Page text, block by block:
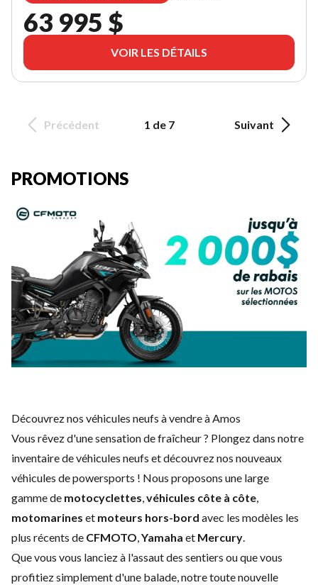
63 995 $
VOIR LES DÉTAILS
Précédent 1 de 7 Suivant
PROMOTIONS
Découvrez nos véhicules neufs à vendre à Amos
Vous rêvez d'une sensation de fraîcheur ? Plongez dans notre
inventaire de véhicules neufs et découvrez nos nouveaux
véhicules de powersports ! Nous proposons une large
gamme de motocyclettes,véhicules côte à côte,
motomarines et moteurs hors-bord avec les modèles les
plus récents de CFMOTO,Yamaha et Mercury.
Que vous vous lanciez à l'assaut des sentiers ou que vous
profitiez simplement d'une balade, notre toute nouvelle